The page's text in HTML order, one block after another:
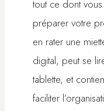
tout ce dont
préparer votre
en rater une
digital, peut se
tablette, et
faciliter